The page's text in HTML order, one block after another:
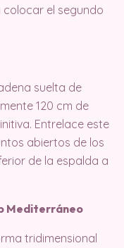
el segundo
suelta de
120 cm de
Entrelace este
abiertos de los
de la espalda a
Mediterráneo
tridimensional